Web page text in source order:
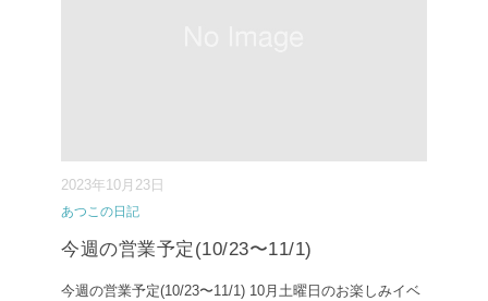
2023年10月23日
あつこの日記
今週の営業予定(10/23〜11/1)
今週の営業予定(10/23〜11/1) ⁡10月土曜日のお楽しみイベ